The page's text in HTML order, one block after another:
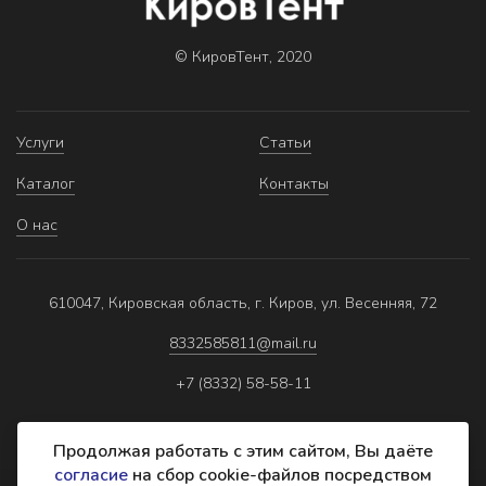
© КировТент, 2020
Услуги
Каталог
О нас
Статьи
Контакты
610047, Кировская область, г. Киров, ул. Весенняя, 72
8332585811@mail.ru
+7 (8332) 58-58-11
Продолжая работать с этим сайтом, Вы даёте
согласие на сбор cookie-файлов посредством